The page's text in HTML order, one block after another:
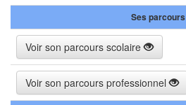
Ses parcours
Voir son parcours scolaire
Voir son parcours professionnel